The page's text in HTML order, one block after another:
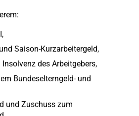
Saison-Kurzarbeitergeld,
des Arbeitgebers,
Bundeselterngeld- und
und Zuschuss zum